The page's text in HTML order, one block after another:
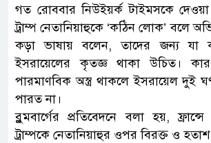
গত রোববার নিউইয়র্ক টাইমসকে
ট্রাম্প নেতানিয়াহুকে ‘কঠিন লোক’ বলে
কড়া ভাষায় বলেন, তাদের জন্য যা
ইসরায়েলের কৃতজ্ঞ থাকা উচিত।
পারমাণবিক অস্ত্র থাকলে ইসরায়েল দুই
পারত না।
ব্লুমবার্গের প্রতিবেদনে বলা হয়,
ট্রাম্পকে নেতানিয়াহুর ওপর বিরক্ত ও হতাশ